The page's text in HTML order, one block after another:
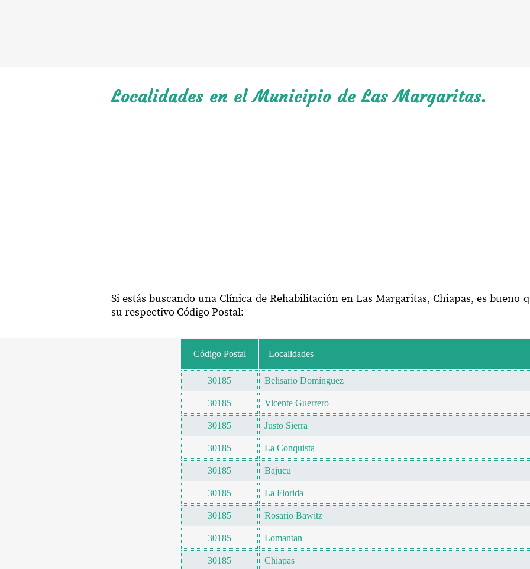
Localidades en el Municipio de Las Margaritas.
Si estás buscando una Clínica de Rehabilitación en Las Margaritas, Chiapas, es bueno
su respectivo Código Postal:
Código Postal Localidades
30185 Belisario Domínguez
30185 Vicente Guerrero
30185 Justo Sierra
30185 La Conquista
30185 Bajucu
30185 La Florida
30185 Rosario Bawitz
30185 Lomantan
30185 Chiapas